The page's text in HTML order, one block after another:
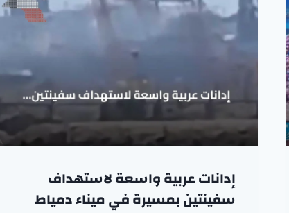
إدانات عربية واسعة لاستهداف
سفينتين بمسيرة في ميناء دمياط